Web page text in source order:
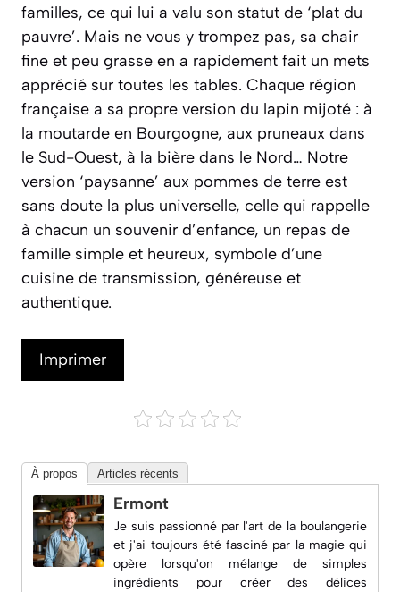
familles, ce qui lui a valu son statut de ‘plat du
pauvre’. Mais ne vous y trompez pas, sa chair
fine et peu grasse en a rapidement fait un mets
apprécié sur toutes les tables. Chaque région
française a sa propre version du lapin mijoté : à
la moutarde en Bourgogne, aux pruneaux dans
le Sud-Ouest, à la bière dans le Nord… Notre
version ‘paysanne’ aux pommes de terre est
sans doute la plus universelle, celle qui rappelle
à chacun un souvenir d’enfance, un repas de
famille simple et heureux, symbole d’une
cuisine de transmission, généreuse et
authentique.
Imprimer
À propos Articles récents
Ermont
Je suis passionné par l'art de la boulangerie
et j'ai toujours été fasciné par la magie qui
opère lorsqu'on mélange de simples
ingrédients pour créer des délices